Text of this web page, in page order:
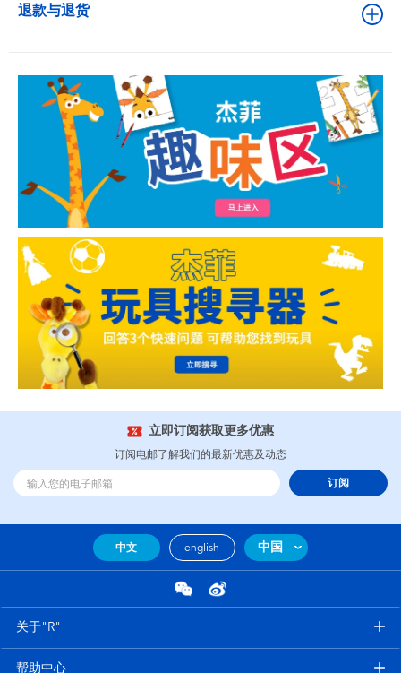
退款与退货
立即订阅获取更多优惠
订阅电邮了解我们的最新优惠及动态
订阅
中文 english 中国
关于"R"
帮助中心